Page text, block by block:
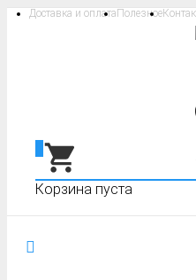
Доставка и оплата Полезное
Корзина пуста